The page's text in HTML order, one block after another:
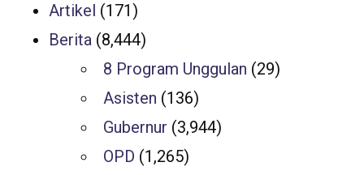
Artikel (171)
Berita (8,444)
8 Program Unggulan (29)
Asisten (136)
Gubernur (3,944)
OPD (1,265)